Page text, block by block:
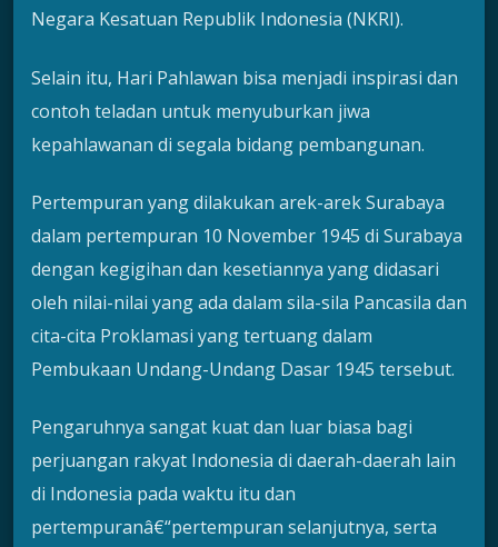
Negara Kesatuan Republik Indonesia (NKRI).
Selain itu, Hari Pahlawan bisa menjadi inspirasi dan
contoh teladan untuk menyuburkan jiwa
kepahlawanan di segala bidang pembangunan.
Pertempuran yang dilakukan arek-arek Surabaya
dalam pertempuran 10 November 1945 di Surabaya
dengan kegigihan dan kesetiannya yang didasari
oleh nilai-nilai yang ada dalam sila-sila Pancasila dan
cita-cita Proklamasi yang tertuang dalam
Pembukaan Undang-Undang Dasar 1945 tersebut.
Pengaruhnya sangat kuat dan luar biasa bagi
perjuangan rakyat Indonesia di daerah-daerah lain
di Indonesia pada waktu itu dan
pertempuranâ€“pertempuran selanjutnya, serta